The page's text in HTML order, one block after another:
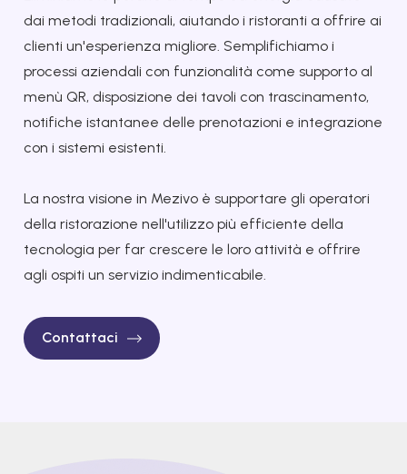
dai metodi tradizionali, aiutando i ristoranti a offrire ai
clienti un'esperienza migliore. Semplifichiamo i
processi aziendali con funzionalità come supporto al
menù QR, disposizione dei tavoli con trascinamento,
notifiche istantanee delle prenotazioni e integrazione
con i sistemi esistenti.
La nostra visione in Mezivo è supportare gli operatori
della ristorazione nell'utilizzo più efficiente della
tecnologia per far crescere le loro attività e offrire
agli ospiti un servizio indimenticabile.
Contattaci